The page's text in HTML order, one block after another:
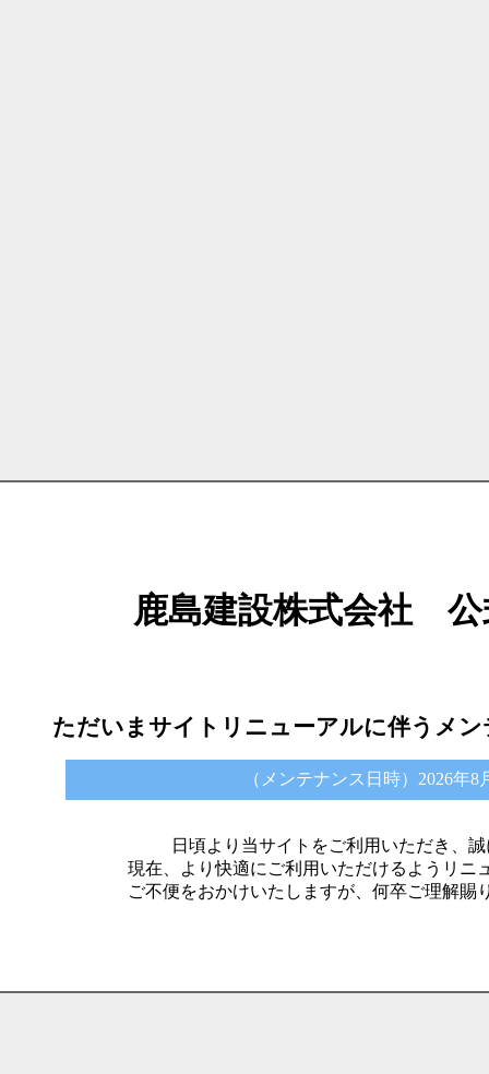
鹿島建設株式会社
ただいまサイトリニューアルに伴うメ
（メンテナンス日時）2026年8
日頃より当サイトをご利用いただき、
現在、より快適にご利用いただけるようリニ
ご不便をおかけいたしますが、何卒ご理解賜